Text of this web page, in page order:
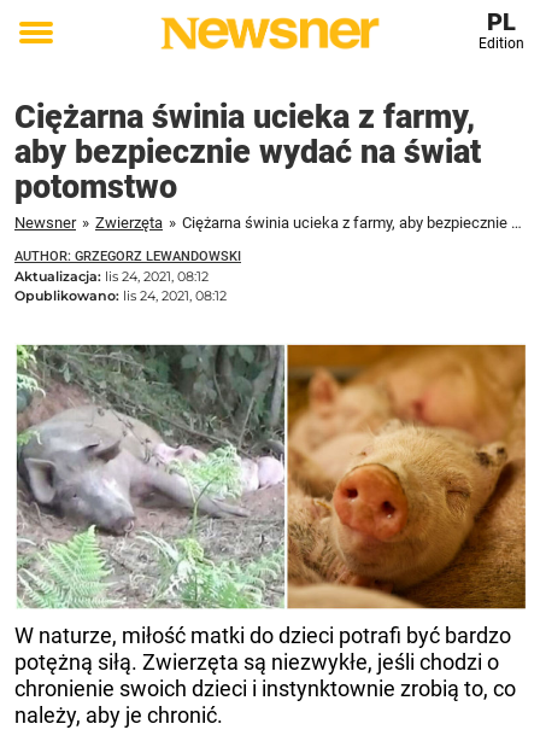
Toggle
PL
Edition
Ciężarna świnia ucieka z farmy,
aby bezpiecznie wydać na świat
potomstwo
Newsner » Zwierzęta » Ciężarna świnia ucieka z farmy, aby bezpiecznie wydać na świat potomstwo
AUTHOR: GRZEGORZ LEWANDOWSKI
Aktualizacja: lis 24, 2021, 08:12
Opublikowano: lis 24, 2021, 08:12
W naturze, miłość matki do dzieci potrafi być bardzo
potężną siłą. Zwierzęta są niezwykłe, jeśli chodzi o
chronienie swoich dzieci i instynktownie zrobią to, co
należy, aby je chronić.